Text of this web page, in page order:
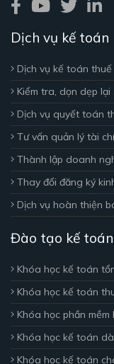
Dịch vụ kế toán
Dịch vụ kế toán
Kiểm tra, dọn dẹp
Dịch vụ quyết toán
Tư vấn quản lý tài
Thành lập doanh
Thay đổi đăng ký
Dịch vụ hoàn thiện
Đào tạo kế toán
Khóa học kế toán
Khóa học kế toán
Khóa học phần
Khóa học kế toán
Khóa học kế toán